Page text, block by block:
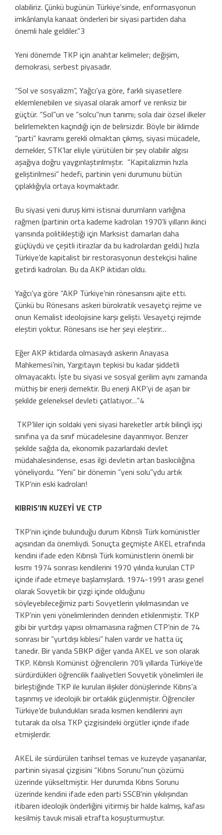
olabiliriz. Çünkü bugünün Türkiye’sinde, enformasyonun
imkânlarıyla kanaat önderleri bir siyasi partiden daha
önemli hale geldiler.”3
Yeni dönemde TKP için anahtar kelimeler; değişim,
demokrasi, serbest piyasadır.
“Sol ve sosyalizm”, Yağcı’ya göre, farklı siyasetlere
eklemlenebilen ve siyasal olarak amorf ve renksiz bir
güçtür. “Sol”un ve “solcu”nun tanımı; sola dair özsel ilkeler
belirlemekten kaçındığı için de belirsizdir. Böyle bir iklimde
“parti” kavramı gerekli olmaktan çıkmış, siyasi mücadele,
dernekler, STK’lar eliyle yürütülen bir şey olabilir algısı
aşağıya doğru yaygınlaştırılmıştır. “Kapitalizmin hızla
geliştirilmesi” hedefi, partinin yeni durumunu bütün
çıplaklığıyla ortaya koymaktadır.
Bu siyasi yeni duruş kimi istisnai durumların varlığına
rağmen (partinin orta kademe kadroları 1970’li yılların ikinci
yarısında politikleştiği için Marksist damarları daha
güçlüydü ve çeşitli itirazlar da bu kadrolardan geldi.) hızla
Türkiye’de kapitalist bir restorasyonun destekçisi haline
getirdi kadroları. Bu da AKP iktidarı oldu.
Yağcı’ya göre “AKP Türkiye’nin rönesansını ajite etti.
Çünkü bu Rönesans askeri bürokratik vesayetçi rejime ve
onun Kemalist ideolojisine karşı gelişti. Vesayetçi rejimde
eleştiri yoktur. Rönesans ise her şeyi eleştirir…
Eğer AKP iktidarda olmasaydı askerin Anayasa
Mahkemesi’nin, Yargıtayın tepkisi bu kadar şiddetli
olmayacaktı. İşte bu siyasi ve sosyal gerilim aynı zamanda
müthiş bir enerji demektir. Bu enerji AKP’yi de aşan bir
şekilde geleneksel devleti çatlatıyor…”4
TKP’liler için soldaki yeni siyasi hareketler artık bilinçli işçi
sınıfına ya da sınıf mücadelesine dayanmıyor. Benzer
şekilde sağda da, ekonomik pazarlardaki devlet
müdahalesindense, esas ilgi devletin artan baskıcılığına
yöneliyordu. “Yeni” bir dönemin “yeni solu”ydu artık
TKP’nin eski kadroları!
KIBRIS’IN KUZEYİ VE CTP
TKP’nin içinde bulunduğu durum Kıbrıslı Türk komünistler
açısından da önemliydi. Sonuçta geçmişte AKEL etrafında
kendini ifade eden Kıbrıslı Türk komünistlerin önemli bir
kısmı 1974 sonrası kendilerini 1970 yılında kurulan CTP
içinde ifade etmeye başlamışlardı. 1974-1991 arası genel
olarak Sovyetik bir çizgi içinde olduğunu
söyleyebileceğimiz parti Sovyetlerin yıkılmasından ve
TKP’nin yeni yönelimlerinden derinden etkilenmiştir. TKP
gibi bir yurtdışı yapısı olmamasına rağmen CTP’nin de 74
sonrası bir “yurtdışı kıblesi” halen vardır ve hatta üç
tanedir. Bir yanda SBKP diğer yanda AKEL ve son olarak
TKP. Kıbrıslı Komünist öğrencilerin 70’li yıllarda Türkiye’de
sürdürdükleri öğrencilik faaliyetleri Sovyetik yönelimleri ile
birleştiğinde TKP ile kurulan ilişkiler dönüşlerinde Kıbrıs’a
taşınmış ve ideolojik bir ortaklık güçlenmiştir. Öğrenciler
Türkiye’de bulundukları sırada kısmen kendilerini ayrı
tutarak da olsa TKP çizgisindeki örgütler içinde ifade
etmişlerdir.
AKEL ile sürdürülen tarihsel temas ve kuzeyde yaşananlar,
partinin siyasal çizgisini “Kıbrıs Sorunu”nun çözümü
üzerinde yükseltmiştir. Her durumda Kıbrıs Sorunu
üzerinde kendini ifade eden parti SSCB’nin yıkılışından
itibaren ideolojik önderliğini yitirmiş bir halde kalmış, kafası
kesilmiş tavuk misali etrafta koşuşturmuştur.